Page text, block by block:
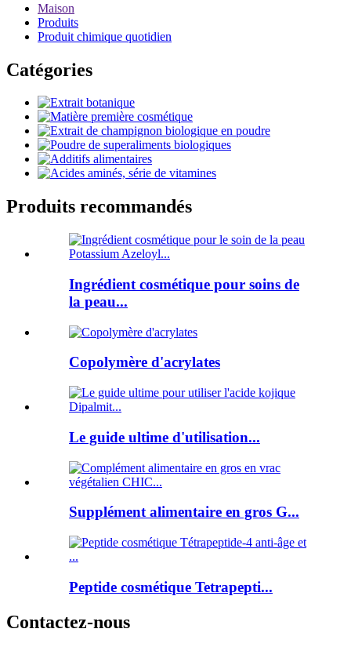
Maison
Produits
Produit chimique quotidien
Catégories
Produits recommandés
Ingrédient cosmétique pour soins de
la peau...
Copolymère d'acrylates
Le guide ultime d'utilisation...
Supplément alimentaire en gros G...
Peptide cosmétique Tetrapepti...
Contactez-nous